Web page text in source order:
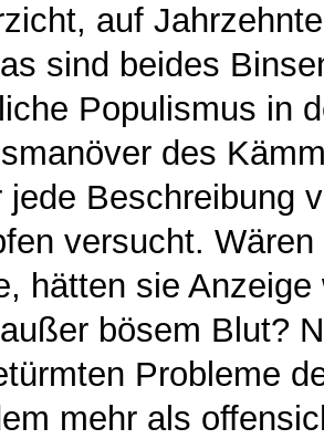
auf
sind beides
Populismus in
des
jede Beschreibung
versucht.
hätten sie
bösem Blut?
Probleme
mehr als